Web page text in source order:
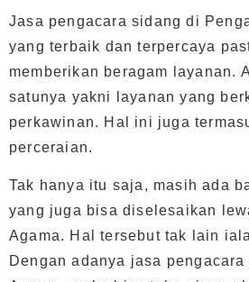
Jasa pengacara sidang di
yang terbaik dan terpercaya
memberikan beragam layanan.
satunya yakni layanan yang
perkawinan. Hal ini juga
perceraian.
Tak hanya itu saja, masih ada
yang juga bisa diselesaikan
Agama. Hal tersebut tak lain
Dengan adanya jasa